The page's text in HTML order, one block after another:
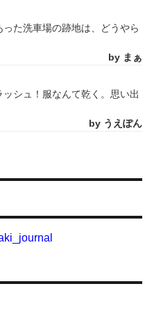
た洗車場の跡地は、どうやら
by まぁ
シュ！服なんて乾く。思い出
by うえぽん